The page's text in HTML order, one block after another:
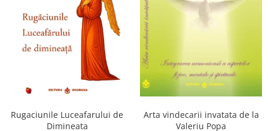
Rugaciunile Luceafarului de
Dimineata
Arta vindecarii invatata de la
Valeriu Popa